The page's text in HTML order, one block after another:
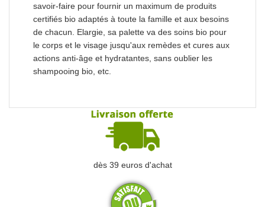
savoir-faire pour fournir un maximum de produits
certifiés bio adaptés à toute la famille et aux besoins
de chacun. Elargie, sa palette va des soins bio pour
le corps et le visage jusqu'aux remèdes et cures aux
actions anti-âge et hydratantes, sans oublier les
shampooing bio, etc.
dès 39 euros d'achat